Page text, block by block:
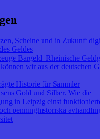
Scheine und in Zukunft
Geldes
Bargeld. Rheinische
wir aus der deutschen
Historie für Sammler
Gold und Silber. Wie die
in Leipzig einst
penninghistoriska